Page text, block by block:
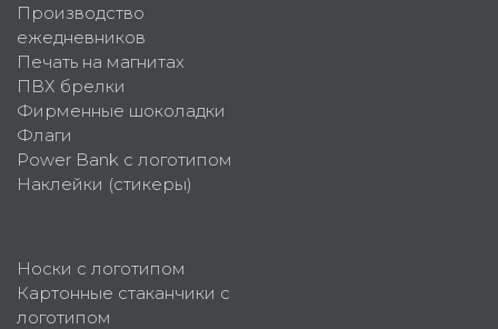
Производство
ежедневников
Печать на магнитах
ПВХ брелки
Фирменные шоколадки
Флаги
Power Bank с логотипом
Наклейки (стикеры)
Носки с логотипом
Картонные стаканчики с
логотипом